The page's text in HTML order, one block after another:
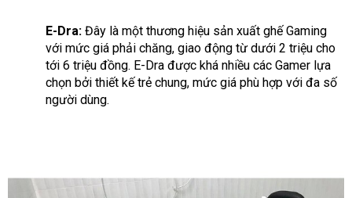
E-Dra: Đây là một thương hiệu sản xuất ghế Gaming
với mức giá phải chăng, giao động từ dưới 2 triệu cho
tới 6 triệu đồng. E-Dra được khá nhiều các Gamer lựa
chọn bởi thiết kế trẻ chung, mức giá phù hợp với đa số
người dùng.